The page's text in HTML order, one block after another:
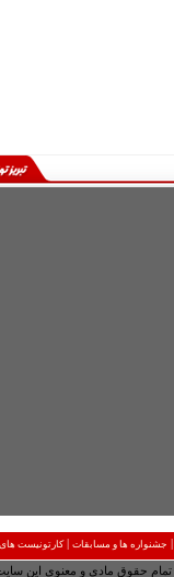
| جشنواره ها و مسابقات |کارتونیست
تمام حقوق مادی و معنوی این